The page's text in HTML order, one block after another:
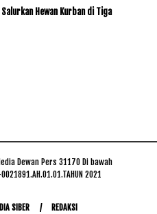
Hewan Kurban di Tiga
Dewan Pers 31170 Di bawah
-0021891.AH.01.01.TAHUN 2021
SIBER REDAKSI